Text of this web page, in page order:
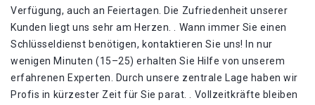
Verfügung, auch an Feiertagen. Die Zufriedenheit unserer
Kunden liegt uns sehr am Herzen. . Wann immer Sie einen
Schlüsseldienst benötigen, kontaktieren Sie uns! In nur
wenigen Minuten (15–25) erhalten Sie Hilfe von unserem
erfahrenen Experten. Durch unsere zentrale Lage haben wir
Profis in kürzester Zeit für Sie parat. . Vollzeitkräfte bleiben